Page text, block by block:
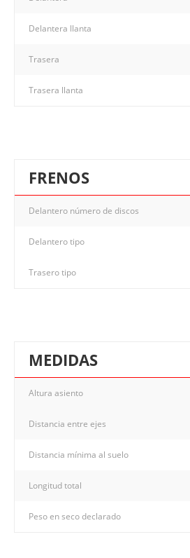
Delantera llanta
Trasera
Trasera llanta
FRENOS
Delantero número de discos
Delantero tipo
Trasero tipo
MEDIDAS
Altura asiento
Distancia entre ejes
Distancia mínima al suelo
Longitud total
Peso en seco declarado